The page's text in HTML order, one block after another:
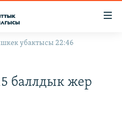
убактысы 22:46
баллдык жер